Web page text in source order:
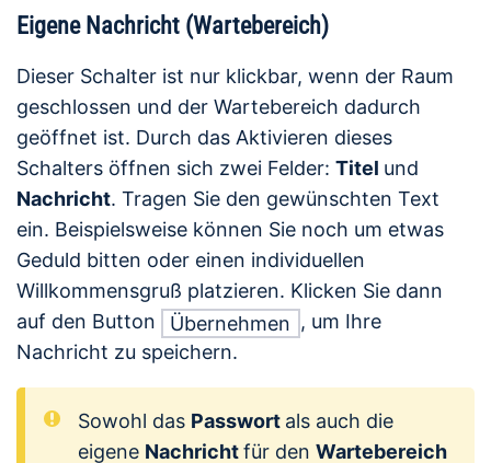
Eigene Nachricht (Wartebereich)
Dieser Schalter ist nur klickbar, wenn der Raum
geschlossen und der Wartebereich dadurch
geöffnet ist. Durch das Aktivieren dieses
Schalters öffnen sich zwei Felder: Titel und
Nachricht. Tragen Sie den gewünschten Text
ein. Beispielsweise können Sie noch um etwas
Geduld bitten oder einen individuellen
Willkommensgruß platzieren. Klicken Sie dann
auf den Button
Übernehmen , um Ihre
Nachricht zu speichern.
Sowohl das Passwort als auch die
eigene Nachrichtfür den Wartebereich